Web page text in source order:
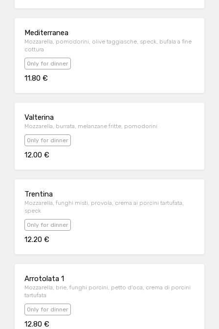
Mediterranea
Mozzarella, pomodorini, olive taggiasche, speck, bufala a fine
cottura
Only for dinner
11.80 €
Valterina
Mozzarella, burrata, melanzane fritte, pomodorini
Only for dinner
12.00 €
Trentina
Mozzarella, funghi misti, provola, crema ai porcini tartufata,
speck
Only for dinner
12.20 €
Arrotolata 1
Mozzarella, brie, funghi porcini, petto d'oca, crema di porcini
tartufata
Only for dinner
12.80 €